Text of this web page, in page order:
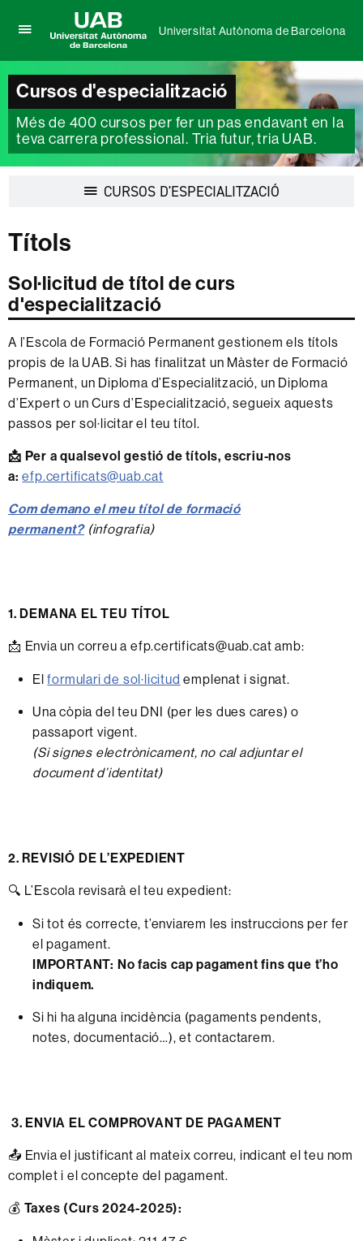
per
desplegar
el
menú
de
Universitat
Autònoma
de
Universitat
Autònoma
de
Barcelona
Universitat Autònoma de Barcelona
Cursos d'especialització
Més de 400 cursos per fer un pas endavant en la
teva carrera professional. Tria futur, tria UAB.
CURSOS D'ESPECIALITZACIÓDesplegar
Títols
Sol·licitud de títol de curs
d'especialització
A l’Escola de Formació Permanent gestionem els títols
propis de la UAB. Si has finalitzat un Màster de Formació
Permanent, un Diploma d’Especialització, un Diploma
d’Expert o un Curs d’Especialització, segueix aquests
passos per sol·licitar el teu títol.
📩 Per a qualsevol gestió de títols, escriu-nos
a:efp.certificats@uab.cat
Com demano el meu títol de formació
permanent? (infografia)
1. DEMANA EL TEU TÍTOL
📩 Envia un correu a efp.certificats@uab.cat amb:
Elformulari de sol·licitud emplenat i signat.
Una còpia del teu DNI (per les dues cares) o
passaport vigent.
(Si signes electrònicament, no cal adjuntar el
document d’identitat)
2. REVISIÓ DE L’EXPEDIENT
🔍 L’Escola revisarà el teu expedient:
Si tot és correcte, t’enviarem les instruccions per fer
el pagament.
IMPORTANT: No facis cap pagament fins que t’ho
indiquem.
Si hi ha alguna incidència (pagaments pendents,
notes, documentació…), et contactarem.
3. ENVIA EL COMPROVANT DE PAGAMENT
📤 Envia el justificant al mateix correu, indicant el teu nom
complet i el concepte del pagament.
💰 Taxes (Curs 2024-2025):